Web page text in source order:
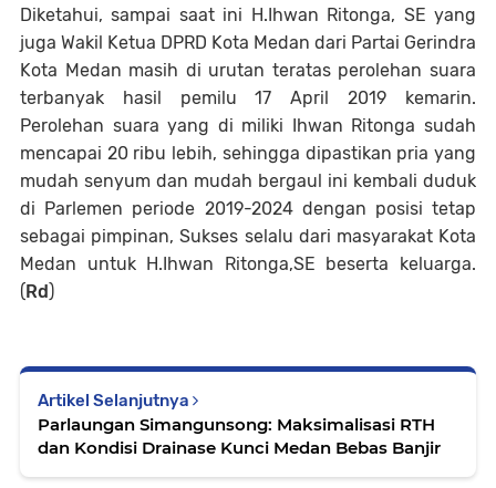
Diketahui, sampai saat ini H.Ihwan Ritonga, SE yang
juga Wakil Ketua DPRD Kota Medan dari Partai Gerindra
Kota Medan masih di urutan teratas perolehan suara
terbanyak hasil pemilu 17 April 2019 kemarin.
Perolehan suara yang di miliki Ihwan Ritonga sudah
mencapai 20 ribu lebih, sehingga dipastikan pria yang
mudah senyum dan mudah bergaul ini kembali duduk
di Parlemen periode 2019-2024 dengan posisi tetap
sebagai pimpinan, Sukses selalu dari masyarakat Kota
Medan untuk H.Ihwan Ritonga,SE beserta keluarga.
(Rd)
Artikel Selanjutnya
Parlaungan Simangunsong: Maksimalisasi RTH
dan Kondisi Drainase Kunci Medan Bebas Banjir